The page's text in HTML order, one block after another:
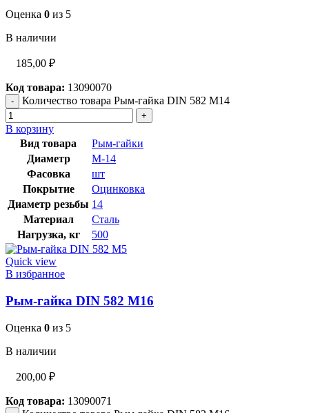
Оценка 0 из 5
В наличии
185,00 ₽
Код товара: 13090070
Количество товара Рым-гайка DIN 582 М14
В корзину
Вид товара
Рым-гайки
Диаметр
М-14
Фасовка
шт
Покрытие
Оцинковка
Диаметр резьбы 14
Материал
Сталь
Нагрузка, кг
500
Quick view
В избранное
Рым-гайка DIN 582 М16
Оценка 0 из 5
В наличии
200,00 ₽
Код товара: 13090071